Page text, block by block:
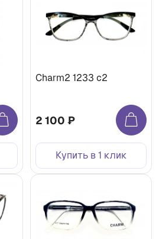
Charm2 1233 c2
2 100 ₽
Купить в 1 клик